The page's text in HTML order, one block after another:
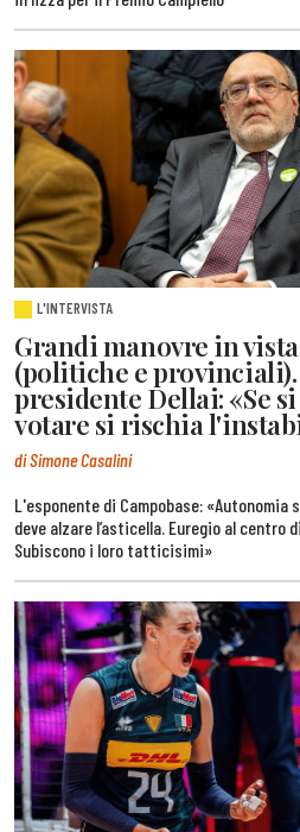
L'INTERVISTA
Grandi manovre in
(politiche e
presidente Dellai: «Se
votare si rischia
di Simone Casalini
L'esponente di Campobase:
deve alzare l’asticella. Euregio al centro
Subiscono i loro tatticisimi»